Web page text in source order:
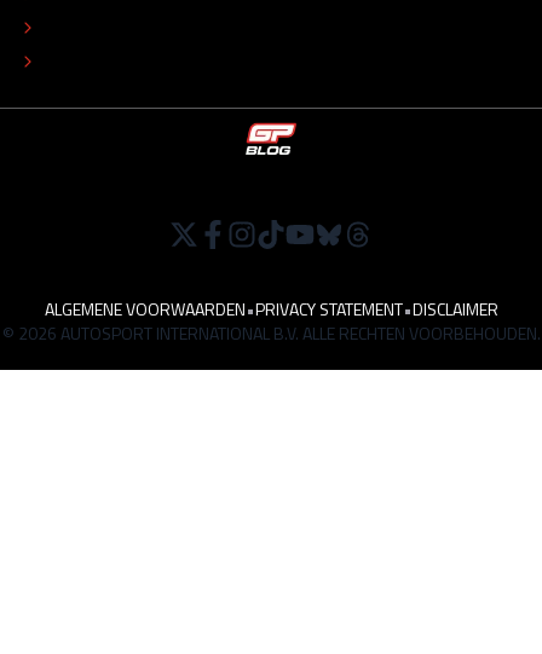
ALGEMENE VOORWAARDEN•PRIVACY STATEMENT•DISCLAIMER
© 2026 AUTOSPORT INTERNATIONAL B.V. ALLE RECHTEN VOORBEHOUDEN.